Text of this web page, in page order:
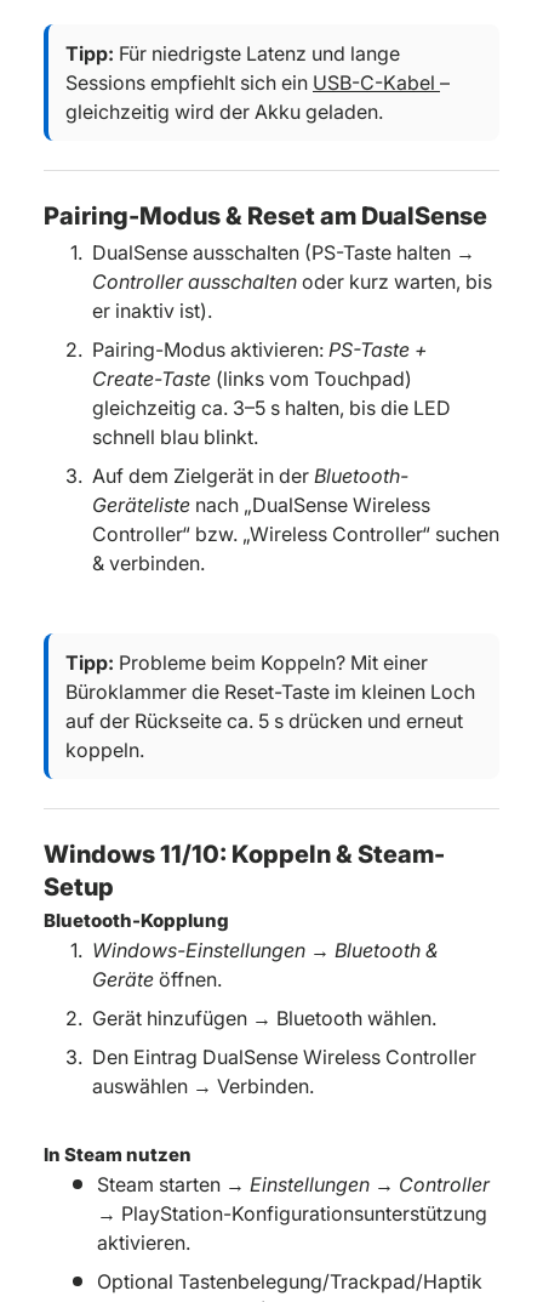
Tipp: Für niedrigste Latenz und lange
Sessions empfiehlt sich ein USB-C-Kabel –
gleichzeitig wird der Akku geladen.
Pairing-Modus & Reset am DualSense
DualSense ausschalten (PS-Taste halten →
Controller ausschalten oder kurz warten, bis
er inaktiv ist).
Pairing-Modus aktivieren: PS-Taste +
Create-Taste (links vom Touchpad)
gleichzeitig ca. 3–5 s halten, bis die LED
schnell blau blinkt.
Auf dem Zielgerät in der Bluetooth-
Geräteliste nach „DualSense Wireless
Controller“ bzw. „Wireless Controller“ suchen
& verbinden.
Tipp: Probleme beim Koppeln? Mit einer
Büroklammer die Reset-Taste im kleinen Loch
auf der Rückseite ca. 5 s drücken und erneut
koppeln.
Windows 11/10: Koppeln & Steam-
Setup
Bluetooth-Kopplung
Windows-Einstellungen → Bluetooth &
Geräte öffnen.
Gerät hinzufügen → Bluetooth wählen.
Den Eintrag DualSense Wireless Controller
auswählen → Verbinden.
In Steam nutzen
Steam starten → Einstellungen → Controller
→ PlayStation-Konfigurationsunterstützung
aktivieren.
Optional Tastenbelegung/Trackpad/Haptik